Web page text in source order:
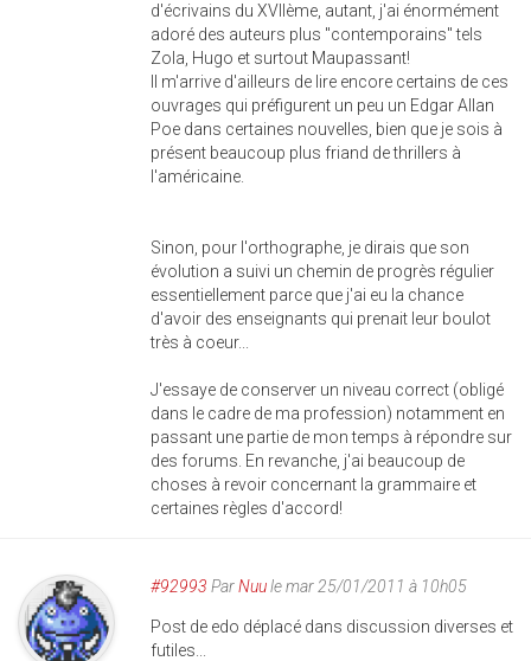
d'écrivains du XVIIème, autant, j'ai énormément
adoré des auteurs plus "contemporains" tels
Zola, Hugo et surtout Maupassant!
Il m'arrive d'ailleurs de lire encore certains de ces
ouvrages qui préfigurent un peu un Edgar Allan
Poe dans certaines nouvelles, bien que je sois à
présent beaucoup plus friand de thrillers à
l'américaine.
Sinon, pour l'orthographe, je dirais que son
évolution a suivi un chemin de progrès régulier
essentiellement parce que j'ai eu la chance
d'avoir des enseignants qui prenait leur boulot
très à coeur...
J'essaye de conserver un niveau correct (obligé
dans le cadre de ma profession) notamment en
passant une partie de mon temps à répondre sur
des forums. En revanche, j'ai beaucoup de
choses à revoir concernant la grammaire et
certaines règles d'accord!
#92993 ParNuule mar 25/01/2011 à 10h05
Post de edo déplacé dans discussion diverses et
futiles...